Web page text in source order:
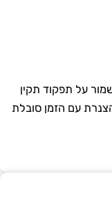
על תפקוד תקין
עם הזמן סובלת